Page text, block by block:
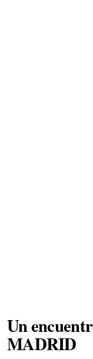
Un
MADRID